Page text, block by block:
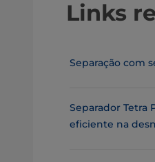
Links
Separação com
Separador Tetra
eficiente na